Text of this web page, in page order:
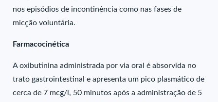
nos episódios de incontinência como nas fases de
micção voluntária.
Farmacocinética
A oxibutinina administrada por via oral é absorvida no
trato gastrointestinal e apresenta um pico plasmático de
cerca de 7 mcg/l, 50 minutos após a administração de 5